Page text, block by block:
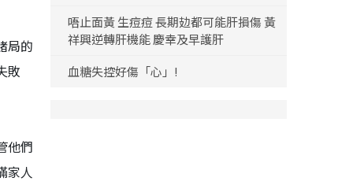
局的
敗
他們
家人
唔止面黃 生痘痘 長期攰都可能肝損傷 黃
祥興逆轉肝機能 慶幸及早護肝
血糖失控好傷「心」!